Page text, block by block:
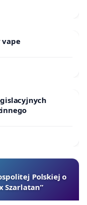
vape
Polskiej o
Szarlatan”